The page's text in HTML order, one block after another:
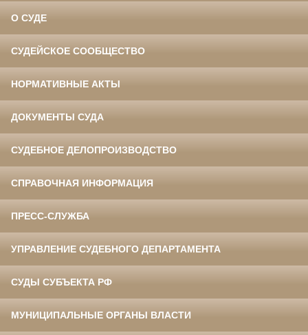
О СУДЕ
СУДЕЙСКОЕ СООБЩЕСТВО
НОРМАТИВНЫЕ АКТЫ
ДОКУМЕНТЫ СУДА
СУДЕБНОЕ ДЕЛОПРОИЗВОДСТВО
СПРАВОЧНАЯ ИНФОРМАЦИЯ
ПРЕСС-СЛУЖБА
УПРАВЛЕНИЕ СУДЕБНОГО ДЕПАРТАМЕНТА
СУДЫ СУБЪЕКТА РФ
МУНИЦИПАЛЬНЫЕ ОРГАНЫ ВЛАСТИ